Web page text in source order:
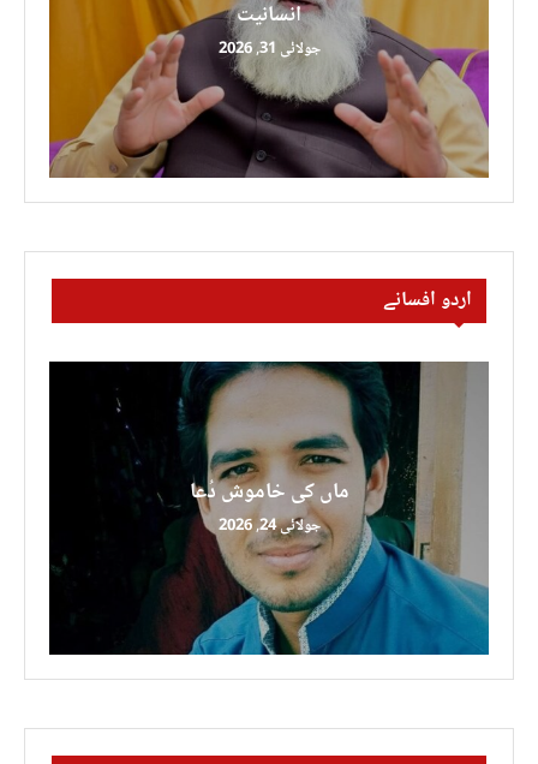
انسانیت
جولائی 31, 2026
اردو افسانے
ماں کی خاموش دُعا
جولائی 24, 2026